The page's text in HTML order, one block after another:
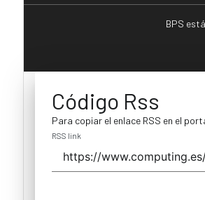
BPS
Código Rss
Para copiar el enlace RSS en el
RSS link